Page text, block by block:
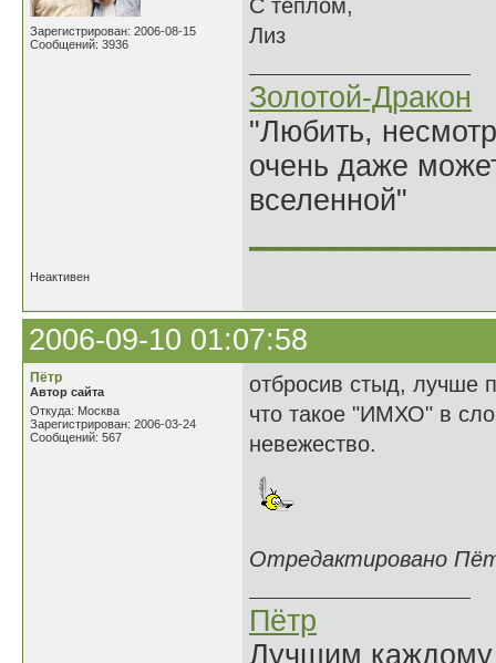
Зарегистрирован: 2006-08-15
Сообщений: 3936
С теплом,
Лиз
Золотой-Дракон
"Любить,
очень даже
вселенной"
Неактивен
2006-09-10 01:07:58
Пётр
Автор сайта
Откуда: Москва
Зарегистрирован: 2006-03-24
Сообщений: 567
отбросив стыд, лучше
что такое "ИМХО" в
невежество.
Отредактировано
Пётр
Лучшим каждому